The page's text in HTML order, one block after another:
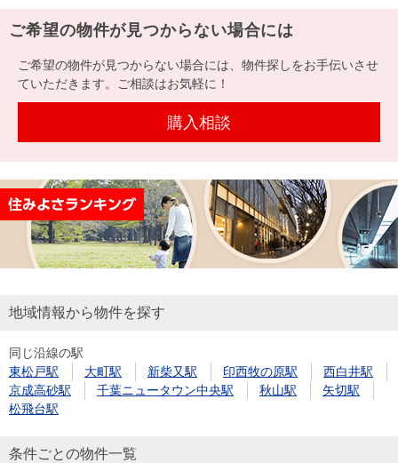
ンを
探す
一戸
建て
す
用
物
件
を
す
件を
探す
購入向け
サービス
住宅ロー
ンシミュ
住まい1プ
ラス（お
定
談
売却
金額
試算
売却向け
周辺相場
住まい1プ
住まいと
暮らしの
（電子ブ
売却ガイ
ド
経営ビジ
ョン
組織図
役員一
沿革
本社地
図
（電子ブ
ック版）
提携企業にお勤めの方
閉じる
ご希望の物件が見つからない場合には
ご希望の物件が見つからない場合には、物件探しをお手伝いさせ
ていただきます。ご相談はお気軽に！
購入相談
地域情報から物件を探す
同じ沿線の駅
東松戸駅
大町駅 新柴又駅 印西牧の原駅
西白井駅
京成高砂駅
千葉ニュータウン中央駅 秋山駅
矢切駅
松飛台駅
条件ごとの物件一覧